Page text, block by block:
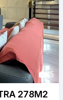
15
278M2